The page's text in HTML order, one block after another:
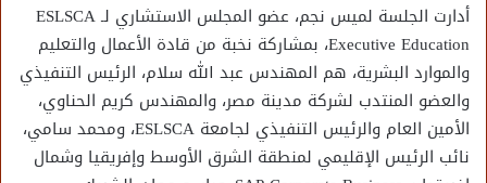
أدارت الجلسة لميس نجم، عضو المجلس الاستشاري لـ ESLSCA
Executive Education، بمشاركة نخبة من قادة الأعمال والتعليم
والموارد البشرية، هم المهندس عبد الله سلام، الرئيس التنفيذي
والعضو المنتدب لشركة مدينة مصر، والمهندس كريم الحناوي،
الأمين العام والرئيس التنفيذي لجامعة ESLSCA، ومحمد سامي،
نائب الرئيس الإقليمي لمنطقة الشرق الأوسط وإفريقيا وشمال